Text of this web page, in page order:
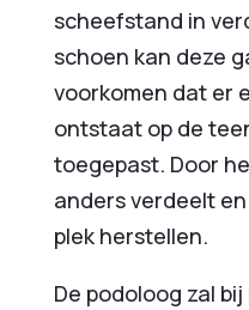
scheefstand in
schoen kan deze
voorkomen dat er
ontstaat op de
toegepast. Door
anders verdeelt
plek herstellen.
De podoloog zal